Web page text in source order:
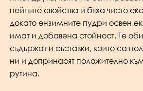
нейните свойства и бяха чисто
докато ензимните пудри освен
имат и добавена стойност. Те
съдържат и съставки, които са
ни и допринасят положително
рутина.